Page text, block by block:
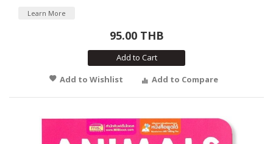
Learn More
95.00 THB
Add to Cart
Add to Wishlist
Add to Compare